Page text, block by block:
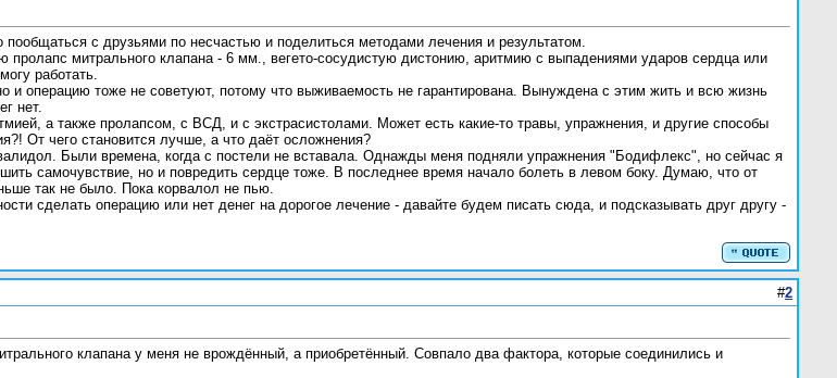
с друзьями по несчастью и поделиться методами лечения и результатом.
пролапс митрального клапана - 6 мм., вегето-сосудистую дистонию, аритмию с выпадениями ударов сердца или
работать.
и операцию тоже не советуют, потому что выживаемость не гарантирована. Вынуждена с этим жить и всю жизнь
нет.
а также пролапсом, с ВСД, и с экстрасистолами. Может есть какие-то травы, упражнения, и другие способы
От чего становится лучше, а что даёт осложнения?
Были времена, когда с постели не вставала. Однажды меня подняли упражнения "Бодифлекс", но сейчас я
самочувствие, но и повредить сердце тоже. В последнее время начало болеть в левом боку. Думаю, что от
так не было. Пока корвалол не пью.
сделать операцию или нет денег на дорогое лечение - давайте будем писать сюда, и подсказывать друг другу -
#2
клапана у меня не врождённый, а приобретённый. Совпало два фактора, которые соединились и